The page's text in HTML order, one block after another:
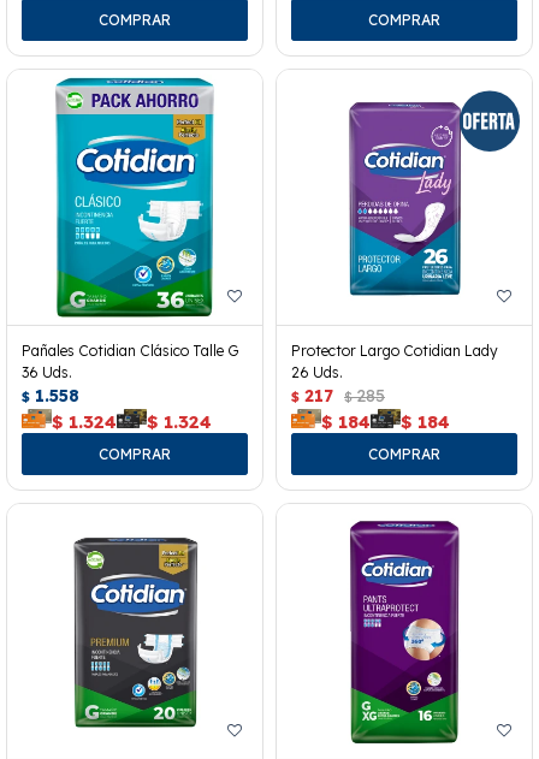
Pañales Cotidian Clásico Talle G
36 Uds.
$ 1.558
$ 1.324 $ 1.324
Protector Largo Cotidian Lady
26 Uds.
$ 217 $ 285
$ 184 $ 184